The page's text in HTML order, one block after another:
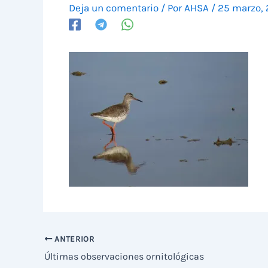
Deja un comentario / Por AHSA / 25 marzo,
ANTERIOR
Últimas observaciones ornitológicas